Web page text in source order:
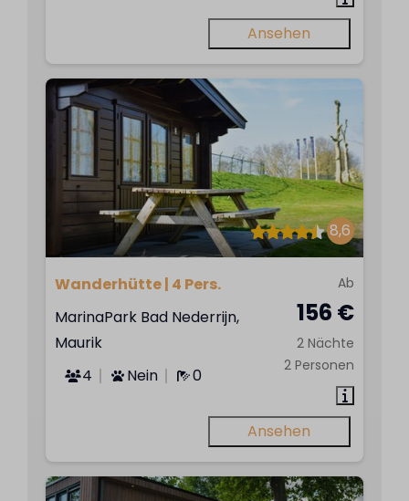
Ansehen
8,6
Ab
156 €
2 Nächte
2 Personen
Wanderhütte | 4 Pers.
MarinaPark Bad Nederrijn,
Maurik
4
Nein 0
Ansehen